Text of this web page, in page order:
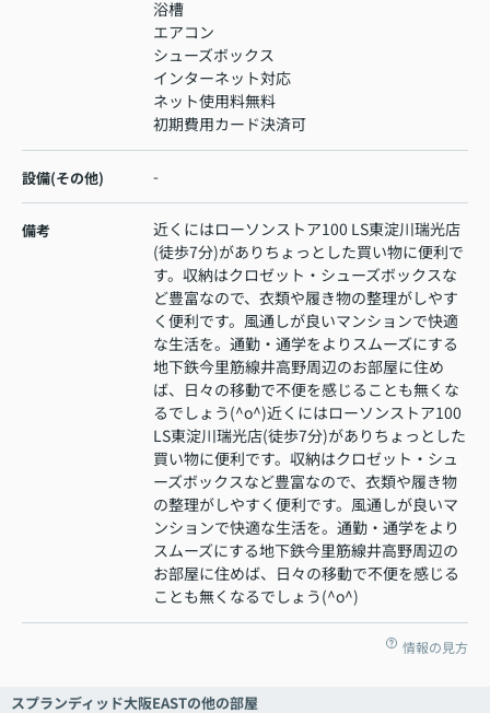
浴槽
エアコン
シューズボックス
インターネット対応
ネット使用料無料
初期費用カード決済可
設備(その他) -
備考
近くにはローソンストア100 LS東淀川瑞光店
(徒歩7分)がありちょっとした買い物に便利で
す。収納はクロゼット・シューズボックスな
ど豊富なので、衣類や履き物の整理がしやす
く便利です。風通しが良いマンションで快適
な生活を。通勤・通学をよりスムーズにする
地下鉄今里筋線井高野周辺のお部屋に住め
ば、日々の移動で不便を感じることも無くな
るでしょう(^o^)近くにはローソンストア100
LS東淀川瑞光店(徒歩7分)がありちょっとした
買い物に便利です。収納はクロゼット・シュ
ーズボックスなど豊富なので、衣類や履き物
の整理がしやすく便利です。風通しが良いマ
ンションで快適な生活を。通勤・通学をより
スムーズにする地下鉄今里筋線井高野周辺の
お部屋に住めば、日々の移動で不便を感じる
ことも無くなるでしょう(^o^)
情報の見方
スプランディッド大阪EASTの他の部屋